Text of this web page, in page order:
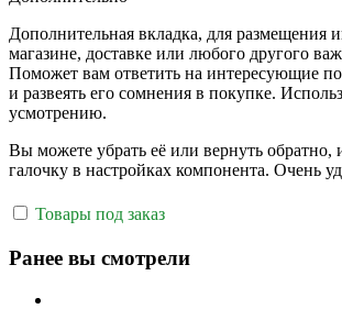
Дополнительная вкладка, для размещения
магазине, доставке или любого другого
Поможет вам ответить на интересующие
и развеять его сомнения в покупке.
усмотрению.
Вы можете убрать её или вернуть обратно,
галочку в настройках компонента. Очень
Товары под заказ
Ранее вы смотрели